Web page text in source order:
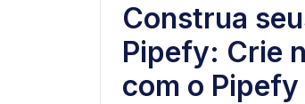
Construa
Pipefy: Crie
com o Pipefy